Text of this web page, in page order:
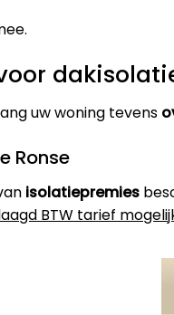
uw woning tevens
Ronse
isolatiepremies
BTW tarief